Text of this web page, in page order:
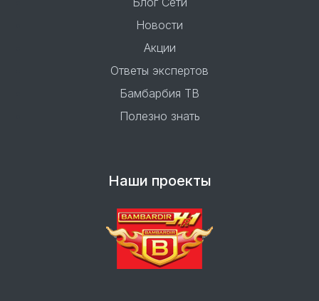
Новости
Акции
Ответы экспертов
Бамбарбия ТВ
Полезно знать
Наши проекты